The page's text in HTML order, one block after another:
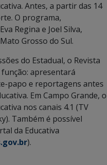
Antes, a partir das 14
O programa,
Regina e Joel Silva,
Grosso do Sul.
do Estadual, o Revista
apresentará
papo e reportagens antes
Em Campo Grande, o
nos canais 4.1 (TV
Também é possível
da Educativa
).